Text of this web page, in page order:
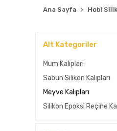
Ana Sayfa Hobi
Alt Kategoriler
Mum Kalıpları
Sabun Silikon Kalıpları
Meyve Kalıpları
Silikon Epoksi Reçine